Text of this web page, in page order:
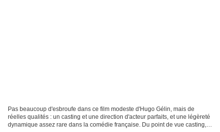
Pas beaucoup d'esbroufe dans ce film modeste d'Hugo Gélin, mais de
réelles qualités : un casting et une direction d'acteur parfaits, et une légèreté
dynamique assez rare dans la comédie française. Du point de vue casting,